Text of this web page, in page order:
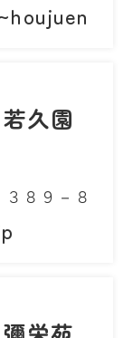
久園
８９－８